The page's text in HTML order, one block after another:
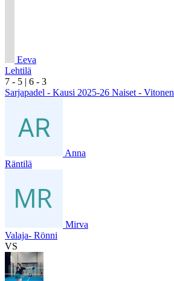
Eeva
Lehtilä
7 - 5 | 6 - 3
Sarjapadel - Kausi 2025-26 Naiset - Vitonen
Anna
Räntilä
Mirva
Valaja- Rönni
VS